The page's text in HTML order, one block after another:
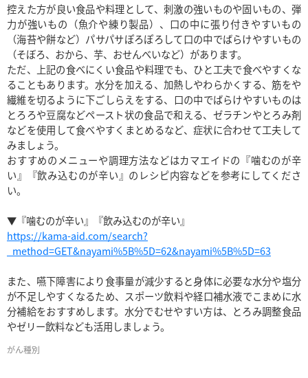
控えた方が良い食品や料理として、刺激の強いものや固いもの、弾
力が強いもの（魚介や練り製品）、口の中に張り付きやすいもの
（海苔や餅など）パサパサぽろぽろして口の中でばらけやすいもの
（そぼろ、おから、芋、おせんべいなど）があります。
ただ、上記の食べにくい食品や料理でも、ひと工夫で食べやすくな
ることもあります。水分を加える、加熱しやわらかくする、筋をや
繊維を切るように下ごしらえをする、口の中でばらけやすいものは
とろろや豆腐などペースト状の食品で和える、ゼラチンやとろみ剤
などを使用して食べやすくまとめるなど、症状に合わせて工夫して
みましょう。
おすすめのメニューや調理方法などはカマエイドの『噛むのが辛
い』『飲み込むのが辛い』のレシピ内容などを参考にしてくださ
い。
https://kama-aid.com/search?
_method=GET&nayami%5B%5D=62&nayami%5B%5D=63
また、嚥下障害により食事量が減少すると身体に必要な水分や塩分
が不足しやすくなるため、スポーツ飲料や経口補水液でこまめに水
分補給をおすすめします。水分でむせやすい方は、とろみ調整食品
やゼリー飲料なども活用しましょう。
がん種別